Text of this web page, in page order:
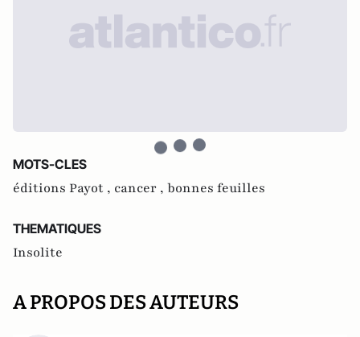
MOTS-CLES
éditions Payot , cancer , bonnes feuilles
THEMATIQUES
Insolite
A PROPOS DES AUTEURS